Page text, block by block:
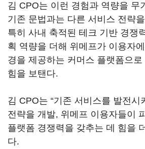
김 CPO는 이런 경험과 역량을 무
기존 문법과는 다른 서비스 전략
특히 사내 축적된 테크 기반 경쟁
획 역량을 더해 위메프가 이용자
경을 제공하는 커머스 플랫폼으
힘을 보탠다.
김 CPO는 “기존 서비스를 발전시
전략을 개발, 위메프 이용자들이
플랫폼 경쟁력을 갖추는 데 힘을
다.